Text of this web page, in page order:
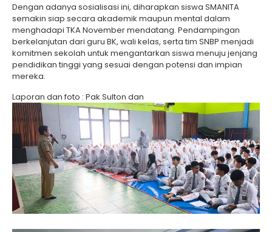
Dengan adanya sosialisasi ini, diharapkan siswa SMANITA
semakin siap secara akademik maupun mental dalam
menghadapi TKA November mendatang. Pendampingan
berkelanjutan dari guru BK, wali kelas, serta tim SNBP menjadi
komitmen sekolah untuk mengantarkan siswa menuju jenjang
pendidikan tinggi yang sesuai dengan potensi dan impian
mereka.
Laporan dan foto : Pak Sulton dan